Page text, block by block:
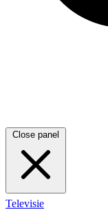
Close panel
Televisie